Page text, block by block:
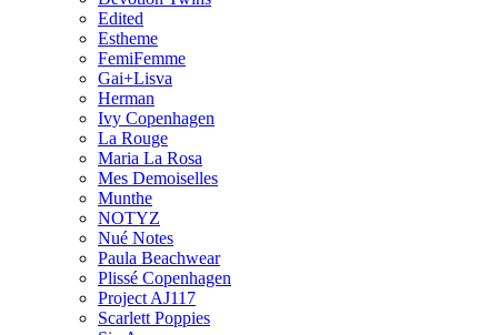
Edited
Estheme
FemiFemme
Gai+Lisva
Herman
Ivy Copenhagen
La Rouge
Maria La Rosa
Mes Demoiselles
Munthe
NOTYZ
Nué Notes
Paula Beachwear
Plissé Copenhagen
Project AJ117
Scarlett Poppies